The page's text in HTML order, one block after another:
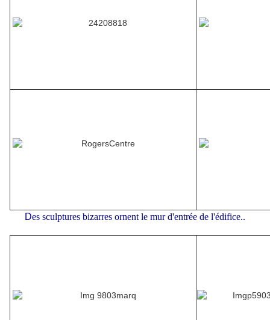
Des sculptures bizarres ornent le mur d'entrée de l'édifice..